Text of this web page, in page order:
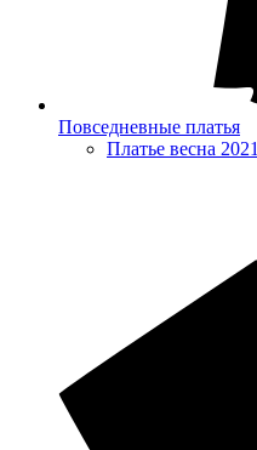
Повседневные платья
Платье весна 2021